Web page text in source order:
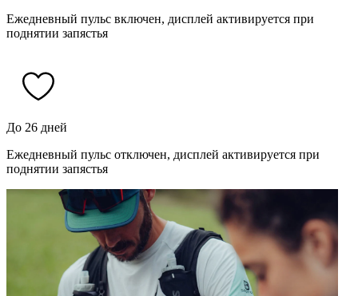
Ежедневный пульс включен, дисплей активируется при
поднятии запястья
До 26 дней
Ежедневный пульс отключен, дисплей активируется при
поднятии запястья